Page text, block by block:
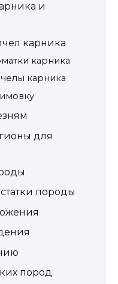
и
карника
карника
карника
для
породы
пород